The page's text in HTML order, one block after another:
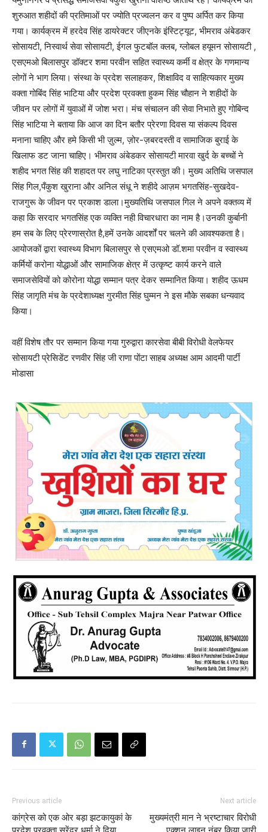
शुरुआत शहीदों की प्रतिमाओं पर ज्योति प्रज्वलन कर व पुष्प अर्पित कर किया
गया। कार्यक्रम में हरदेव सिंह डायरेक्टर जीएनके इंस्टिट्यूट, भीमराव अंबेडकर
सोसायटी, निस्वार्थ सेवा सोसायटी, ईगल फुटबॉल क्लब, ग्लोबल हयूमन सोसायटी ,
एसएमओ बिलासपुर डॉक्टर शमा परवीन सहित स्वास्थ्य कर्मी व क्षेत्र के गणमान्य
लोगों ने भाग लिया। संस्था के प्रदेश सलाहकर, शिक्षाविद व साहित्यकार मुख्य
वक्ता गोबिंद सिंह भाटिया और प्रदेश प्रवक्ता हुकम सिंह चौहान ने शहीदों के
जीवन पर लोगों में युवाओं में जोश भरा। मंच संचालन की सेवा निभाते हुए गोबिन्द
सिंह भाटिया ने बताया कि आज का दिन बतौर प्रेरणा दिवस या संकल्प दिवस
मनाना चाहिए और हमे किसी भी ज़ुल्म, ज़ोर-ज़बरदस्ती व सामाजिक बुराई के
खिलाफ डट जाना चाहिए। भीमराव अंबेडकर सोसायटी मारवा खुर्द के बच्चों ने
शहीद भगत सिंह की शहादत पर लघु नाटिका प्रस्तुत की। मुख्य अतिथि जसपाल
सिंह गिल,पँकुश खुराना और अनिल संधू ने शहीदे आज़म भगतसिंह-सुखदेव-
राजगुरू के जीवन पर प्रकाश डाला।मुख्यतिथि जसपाल गिल ने अपने वक्तव्य में
कहा कि सरदार भगतसिंह एक व्यक्ति नही विचारधारा का नाम है।उनकी कुर्बानी
हम सब के लिए प्रेरणास्रोत है,हमें उनके आदर्शों पर चलने की आवश्यकता है।
आयोजकों द्वारा स्वास्थ्य विभाग बिलासपुर से एसएमओ डॉ.शमा परवीन व स्वास्थ्य
कर्मियों करोना योद्धाओं और सामाजिक क्षेत्र में उत्कृष्ट कार्य करने वाले
समाजसेवियों को कोरोना योद्धा सम्मान पत्र देकर सम्मानित किया। शहीद ऊधम
सिंह जागृति मंच के प्रदेशाध्यक्ष गुरमीत सिंह घुम्मन ने इस मौके सबका धन्यवाद
किया।
वहीं विशेष तौर पर सम्मान किया गया गुरुद्वारा कारसेवा बीबी विरोधी वेलफेयर
सोसायटी प्रेसिडेंट रणवीर सिंह जी राणा पोंटा साहब अध्यक्ष आम आदमी पार्टी
मोडासा
Previous article
कांग्रेस को एक ओर बड़ा झटकायुकां के
Next article
मुख्यमंत्री मान ने भ्रष्टाचार विरोधी